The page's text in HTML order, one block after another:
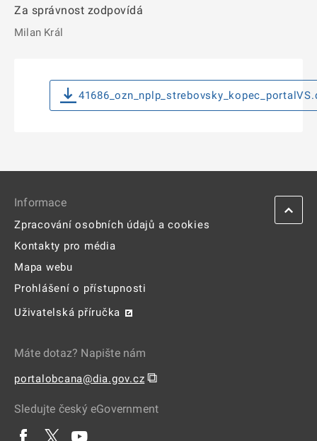
Za správnost zodpovídá
Milan Král
Informace
Zpracování osobních údajů a cookies
Kontakty pro média
Mapa webu
Prohlášení o přístupnosti
Uživatelská příručka
Máte dotaz? Napište nám
portalobcana@dia.gov.cz ⧉
Sledujte český eGovernment